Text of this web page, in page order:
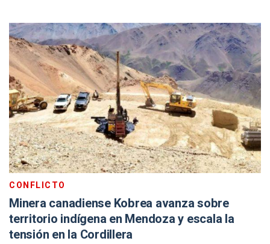
CONFLICTO
Minera canadiense Kobrea avanza sobre
territorio indígena en Mendoza y escala la
tensión en la Cordillera